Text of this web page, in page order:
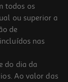
todos os
ou superior a
de
nas
do dia da
Ao valor das